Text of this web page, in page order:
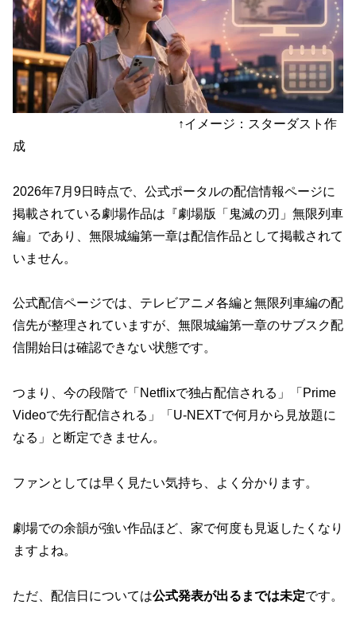
↑イメージ：スターダスト作
成
2026年7月9日時点で、公式ポータルの配信情報ページに
掲載されている劇場作品は『劇場版「鬼滅の刃」無限列車
編』であり、無限城編第一章は配信作品として掲載されて
いません。
公式配信ページでは、テレビアニメ各編と無限列車編の配
信先が整理されていますが、無限城編第一章のサブスク配
信開始日は確認できない状態です。
つまり、今の段階で「Netflixで独占配信される」「Prime
Videoで先行配信される」「U-NEXTで何月から見放題に
なる」と断定できません。
ファンとしては早く見たい気持ち、よく分かります。
劇場での余韻が強い作品ほど、家で何度も見返したくなり
ますよね。
ただ、配信日については公式発表が出るまでは未定です。